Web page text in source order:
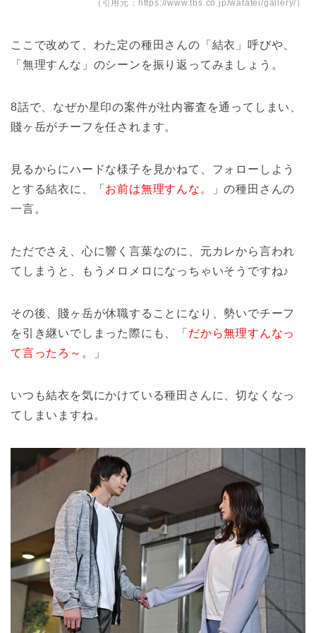
（引用元：https://www.tbs.co.jp/watatei/gallery/）
ここで改めて、わた定の種田さんの「結衣」呼びや、
「無理すんな」のシーンを振り返ってみましょう。
8話で、なぜか星印の案件が社内審査を通ってしまい、
賤ヶ岳がチーフを任されます。
見るからにハードな様子を見かねて、フォローしよう
とする結衣に、「 お前は無理すんな。
」の種田さんの
一言。
ただでさえ、心に響く言葉なのに、元カレから言われ
てしまうと、もうメロメロになっちゃいそうですね♪
その後、賤ヶ岳が休職することになり、勢いでチーフ
を引き継いでしまった際にも、「 だから無理すんなっ
て言ったろ～。
」
いつも結衣を気にかけている種田さんに、切なくなっ
てしまいますね。